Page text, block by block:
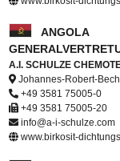
ANGOLA
A.I. SCHULZE
Johannes-Robert-
+49 3581 75005-0
+49 3581 75005-20
info@a-i-schulze.com
www.birkosit-